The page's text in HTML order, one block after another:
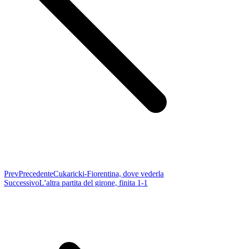
PrevPrecedenteCukaricki-Fiorentina, dove vederla
SuccessivoL’altra partita del girone, finita 1-1